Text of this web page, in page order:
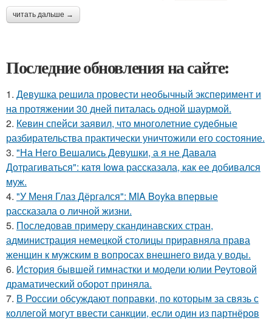
читать дальше →
Последние обновления на сайте:
1. Девушка решила провести необычный эксперимент и
на протяжении 30 дней питалась одной шаурмой.
2. Кевин спейси заявил, что многолетние судебные
разбирательства практически уничтожили его состояние.
3. "На Него Вешались Девушки, а я не Давала
Дотрагиваться": катя Iowa рассказала, как ее добивался
муж.
4. "У Меня Глаз Дёргался": MIA Boyka впервые
рассказала о личной жизни.
5. Последовав примеру скандинавских стран,
администрация немецкой столицы приравняла права
женщин к мужским в вопросах внешнего вида у воды.
6. История бывшей гимнастки и модели юлии Реутовой
драматический оборот приняла.
7. В России обсуждают поправки, по которым за связь с
коллегой могут ввести санкции, если один из партнёров